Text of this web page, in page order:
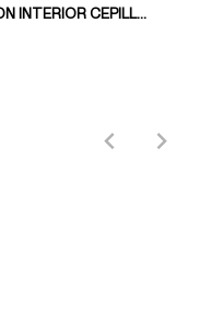
BUZO ESTAMPADO CON INTERIOR CEPILLADO